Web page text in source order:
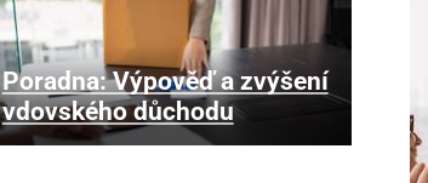
Poradna: Výpověď a zvýšení
vdovského důchodu